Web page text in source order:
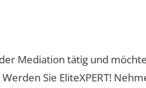
Mediation tätig und
Sie EliteXPERT!